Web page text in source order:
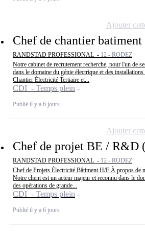
Chef de chantier
RANDSTAD PROFESSIONAL - 12 - RODEZ
Notre cabinet de recrutement recherche, pour l'un de
dans le domaine du génie électrique et des
Chantier Électricité Tertiaire et...
CDI - Temps plein
Publié il y a 6 jours
Ajouter
Chef de projet BE / R&D
RANDSTAD PROFESSIONAL - 12 - RODEZ
Chef de Projets Électricité Bâtiment H/F À propos de
Notre client est un acteur majeur et reconnu dans le
des opérations de grande...
CDI - Temps plein
Publié il y a 6 jours
Ajouter